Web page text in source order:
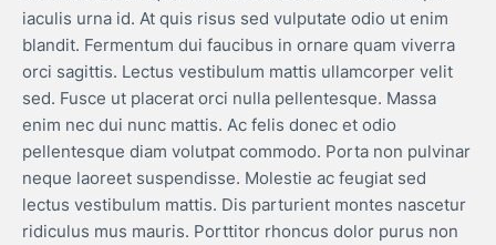
iaculis urna id. At quis risus sed vulputate odio ut enim
blandit. Fermentum dui faucibus in ornare quam viverra
orci sagittis. Lectus vestibulum mattis ullamcorper velit
sed. Fusce ut placerat orci nulla pellentesque. Massa
enim nec dui nunc mattis. Ac felis donec et odio
pellentesque diam volutpat commodo. Porta non pulvinar
neque laoreet suspendisse. Molestie ac feugiat sed
lectus vestibulum mattis. Dis parturient montes nascetur
ridiculus mus mauris. Porttitor rhoncus dolor purus non